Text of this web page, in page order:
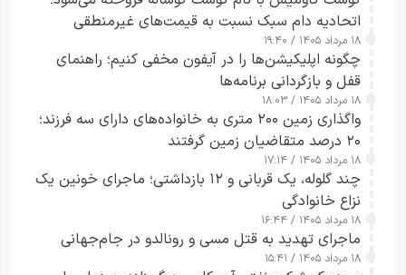
اتحادیه دام سبک نسبت به قیمت‌های غیرمنطقی
هشدار داد
۱۸ مرداد ۱۴۰۵ / ۱۹:۴۰
چگونه اپلیکیشن‌ها را در آیفون مخفی کنیم؛ راهنمای
قفل و بازگردانی برنامه‌ها
۱۸ مرداد ۱۴۰۵ / ۱۸:۰۳
واگذاری زمین ۲۰۰ متری به خانواده‌های دارای سه فرزند؛
۲۰ درصد متقاضیان زمین گرفتند
۱۸ مرداد ۱۴۰۵ / ۱۷:۱۴
چند گلوله، یک قربانی و ۱۲ بازداشتی؛ ماجرای خونین یک
نزاع خانوادگی
۱۸ مرداد ۱۴۰۵ / ۱۶:۴۴
ماجرای تهدید به قتل مسی و رونالدو در جام‌جهانی
۱۸ مرداد ۱۴۰۵ / ۱۵:۴۱